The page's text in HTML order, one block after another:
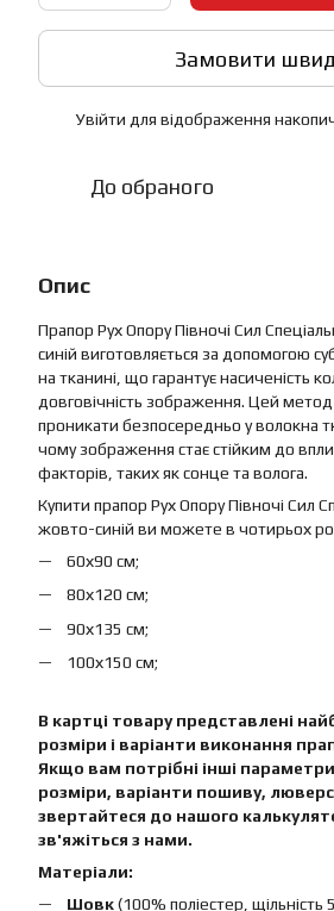
Замовити
Увійти для відображення
До обраного
Опис
Прапор Рух Опору Півночі Сил
синій виготовляється за допомогою
на тканині, що гарантує насиченість
довговічність зображення. Цей
проникати безпосередньо у волокна
чому зображення стає стійким до
факторів, таких як сонце та волога.
Купити прапор Рух Опору Півночі Сил
жовто-синій ви можете в чотирьох
60х90 см;
80х120 см;
90х135 см;
100х150 см;
В картці товару представлені
розміри і варіанти виконання
Якщо вам потрібні інші
розміри, варіанти пошиву,
звертайтеся до нашого
зв'яжіться з нами.
Матеріали:
Шовк(100% поліестер, щільність